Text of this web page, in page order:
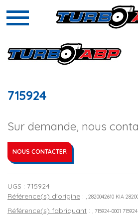
715924
Sur demande, nous
NOUS CONTACTER
UGS : 715924
Référence(s) d'origine : , 2820042610 KIA
Référence(s) fabriquant : , 715924-0001